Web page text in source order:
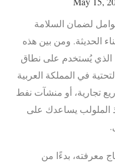
لضمان السلامة
الحديثة. ومن بين هذه
الذي يُستخدم على نطاق
في المملكة العربية
تجارية، أو منشآت نفط
الملولب يساعدك على
معرفته، بدءًا من